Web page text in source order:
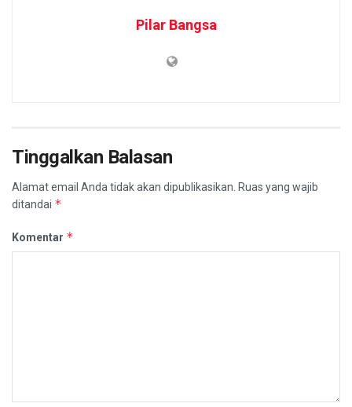
Pilar Bangsa
Tinggalkan Balasan
Alamat email Anda tidak akan dipublikasikan. Ruas yang wajib
ditandai *
Komentar *